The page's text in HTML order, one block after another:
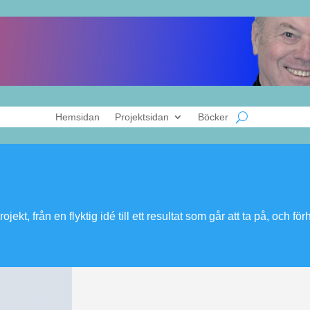
Hemsidan Projektsidan Böcker
från en flyktig idé till ett resultat som går att ta på, och